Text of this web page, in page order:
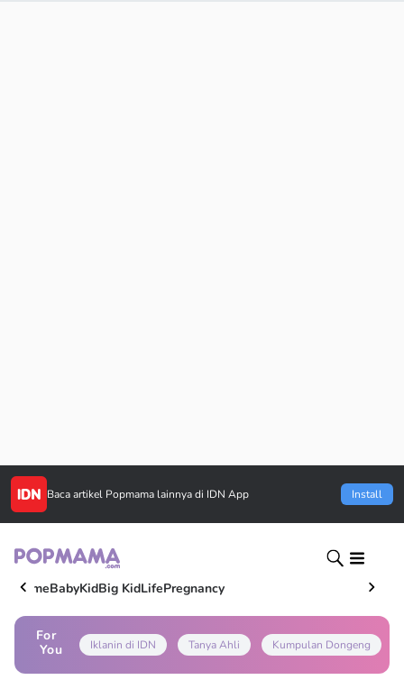
Baca artikel Popmama lainnya di IDN App Install
HomeBabyKidBig KidLifePregnancy
For
You
Iklanin di IDN Tanya Ahli Kumpulan Dongeng